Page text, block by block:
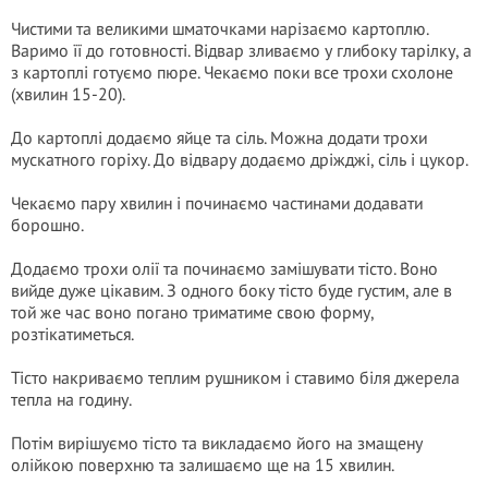
Чистими та великими шматочками нарізаємо картоплю.
Варимо її до готовності. Відвар зливаємо у глибоку тарілку, а
з картоплі готуємо пюре. Чекаємо поки все трохи схолоне
(хвилин 15-20).
До картоплі додаємо яйце та сіль. Можна додати трохи
мускатного горіху. До відвару додаємо дріжджі, сіль і цукор.
Чекаємо пару хвилин і починаємо частинами додавати
борошно.
Додаємо трохи олії та починаємо замішувати тісто. Воно
вийде дуже цікавим. З одного боку тісто буде густим, але в
той же час воно погано триматиме свою форму,
розтікатиметься.
Тісто накриваємо теплим рушником і ставимо біля джерела
тепла на годину.
Потім вирішуємо тісто та викладаємо його на змащену
олійкою поверхню та залишаємо ще на 15 хвилин.